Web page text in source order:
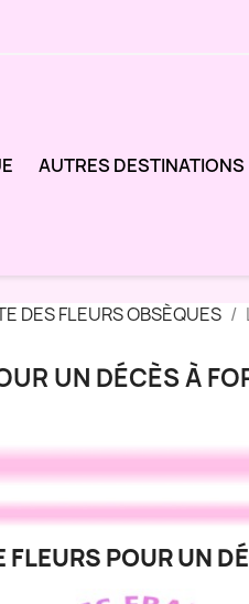
AUTRES DESTINATIONS
DES FLEURS OBSÈQUES
UN DÉCÈS À
FLEURS POUR UN